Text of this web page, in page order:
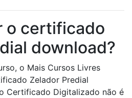
o certificado
download?
o Mais Cursos Livres
Zelador Predial
Certificado Digitalizado não é